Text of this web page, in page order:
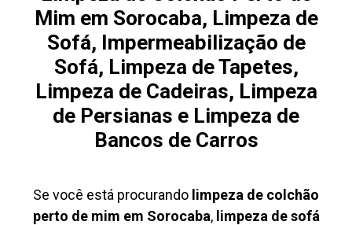
Mim em Sorocaba, Limpeza de
Sofá, Impermeabilização de
Sofá, Limpeza de Tapetes,
Limpeza de Cadeiras, Limpeza
de Persianas e Limpeza de
Bancos de Carros
Se você está procurando limpeza de colchão
perto de mim em Sorocaba, limpeza de sofá